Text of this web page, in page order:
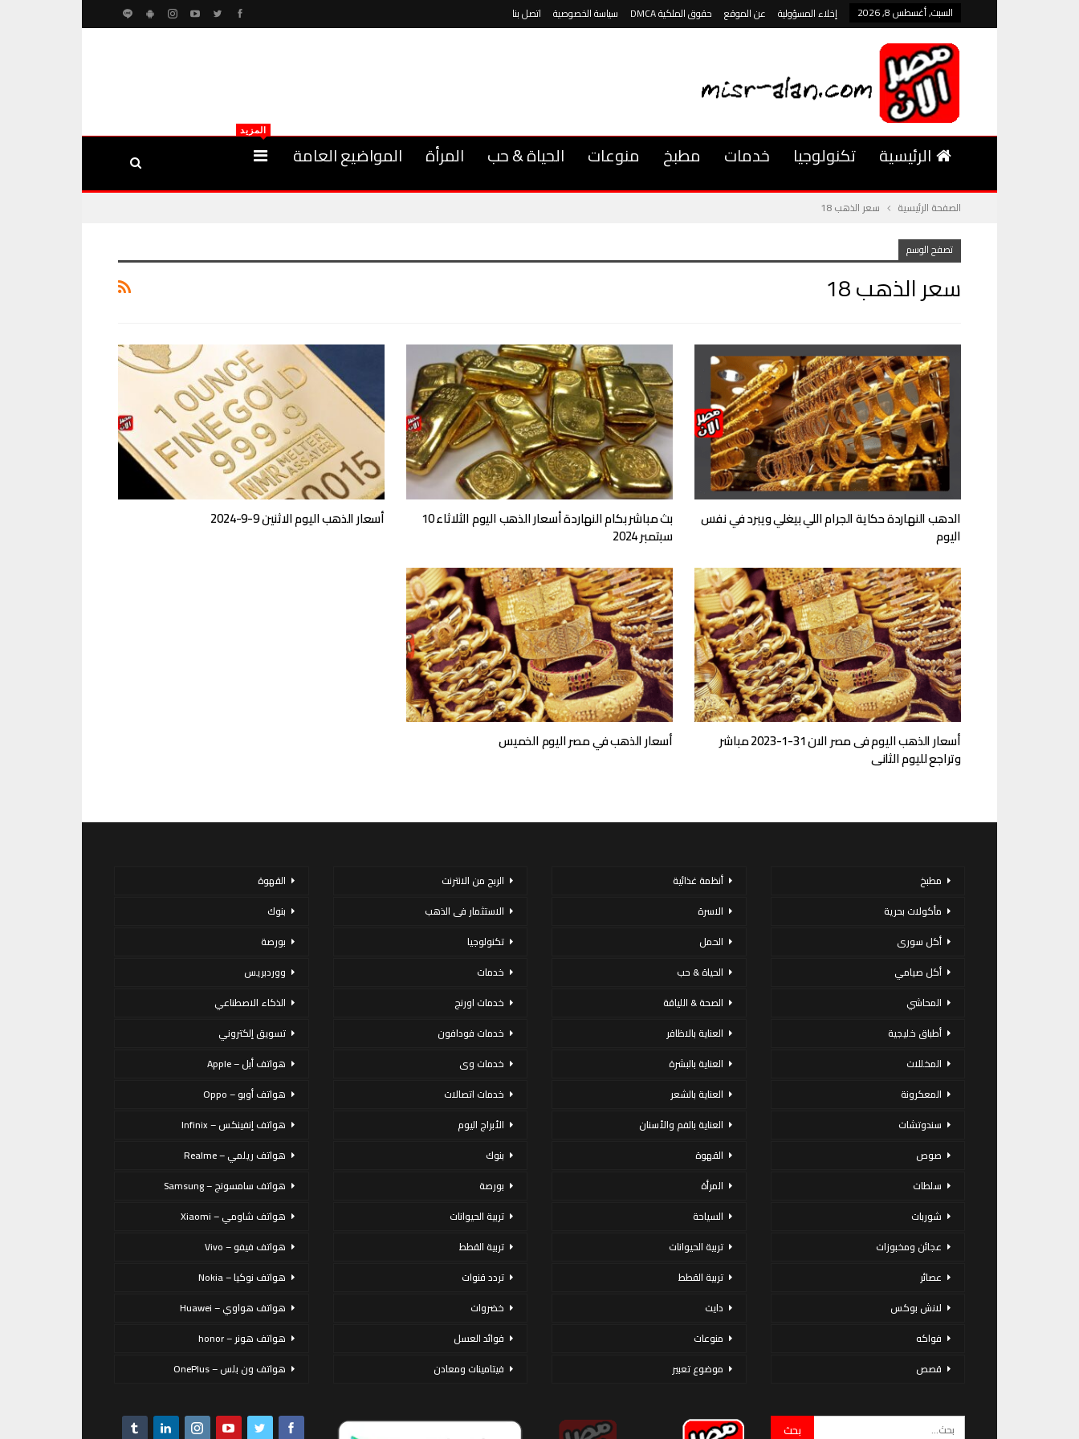
السبت, أغسطس 8, 2026 إخلاء المسؤولية عن الموقع حقوق الملكية DMCA سياسة الخصوصية اتصل بنا
الرئيسية تكنولوجيا خدمات مطبخ منوعات الحياة & حب المرأة المواضيع العامة
المزيد
الصفحة الرئيسية سعر الذهب 18
تصفح الوسم
سعر الذهب 18
الدهب النهاردة حكاية الجرام اللي بيغلي ويبرد في نفس
اليوم
بث مباشر بكام النهاردة أسعار الذهب اليوم الثلاثاء 10
سبتمبر 2024
أسعار الذهب اليوم الاثنين 9-9-2024
أسعار الذهب اليوم فى مصر الان 31-1-2023 مباشر
وتراجع لليوم الثانى
أسعار الذهب في مصر اليوم الخميس
مطبخ
مأكولات بحرية
أكل سورى
أكل صيامي
المحاشي
أطباق خليجية
المخللات
المعكرونة
سندوتشات
صوص
سلطات
شوربات
عجائن ومخبوزات
عصائر
لانش بوكس
فواكه
قصص
أنظمة غذائية
الاسرة
الحمل
الحياة & حب
الصحة & اللياقة
العناية بالاظافر
العناية بالبشرة
العناية بالشعر
العناية بالفم والأسنان
القهوة
المرأة
السياحة
تربية الحيوانات
تربية القطط
دايت
منوعات
موضوع تعبير
الربح من الانترنت
الاستثمار فى الذهب
تكنولوجيا
خدمات
خدمات اورنج
خدمات فودافون
خدمات وى
خدمات اتصالات
الأبراج اليوم
بنوك
بورصة
تربية الحيوانات
تربية القطط
تردد قنوات
خضروات
فوائد العسل
فيتامينات ومعادن
القهوة
بنوك
بورصة
ووردبريس
الذكاء الاصطناعي
تسويق إلكتروني
هواتف أبل – Apple
هواتف أوبو – Oppo
هواتف إنفينكس – Infinix
هواتف ريلمي – Realme
هواتف سامسونج – Samsung
هواتف شاومي – Xiaomi
هواتف فيفو – Vivo
هواتف نوكيا – Nokia
هواتف هواوي – Huawei
هواتف هونر – honor
هواتف ون بلس – OnePlus